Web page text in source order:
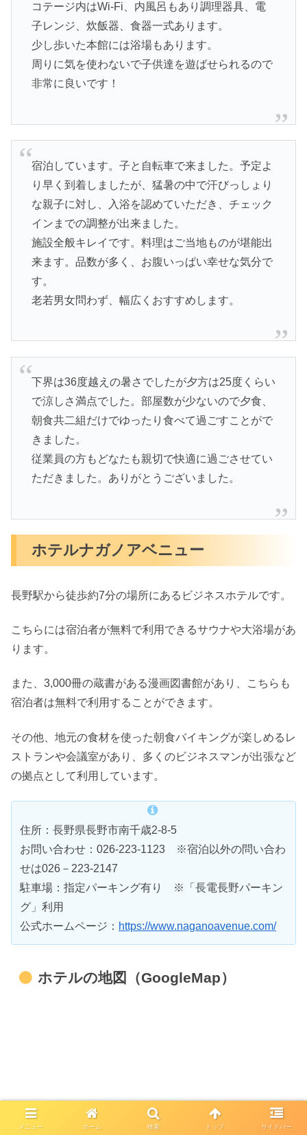
コテージ内はWi-Fi、内風呂もあり調理器具、電
子レンジ、炊飯器、食器一式あります。
少し歩いた本館には浴場もあります。
周りに気を使わないで子供達を遊ばせられるので
非常に良いです！
宿泊しています。子と自転車で来ました。予定よ
り早く到着しましたが、猛暑の中で汗びっしょり
な親子に対し、入浴を認めていただき、チェック
インまでの調整が出来ました。
施設全般キレイです。料理はご当地ものが堪能出
来ます。品数が多く、お腹いっぱい幸せな気分で
す。
老若男女問わず、幅広くおすすめします。
下界は36度越えの暑さでしたが夕方は25度くらい
で涼しさ満点でした。部屋数が少ないので夕食、
朝食共二組だけでゆったり食べて過ごすことがで
きました。
従業員の方もどなたも親切で快適に過ごさせてい
ただきました。ありがとうございました。
ホテルナガノアベニュー
長野駅から徒歩約7分の場所にあるビジネスホテルです。
こちらには宿泊者が無料で利用できるサウナや大浴場があ
ります。
また、3,000冊の蔵書がある漫画図書館があり、こちらも
宿泊者は無料で利用することができます。
その他、地元の食材を使った朝食バイキングが楽しめるレ
ストランや会議室があり、多くのビジネスマンが出張など
の拠点として利用しています。
住所：長野県長野市南千歳2-8-5
お問い合わせ：026-223-1123 ※宿泊以外の問い合わ
せは026－223-2147
駐車場：指定パーキング有り ※「長電長野パーキン
グ」利用
公式ホームページ： https://www.naganoavenue.com/
ホテルの地図（GoogleMap）
メニュー ホーム 検索 トップ サイドバー